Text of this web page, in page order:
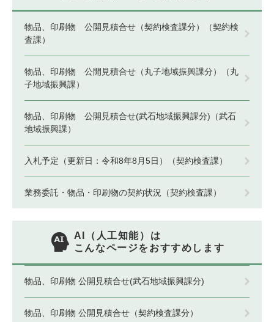
物品、印刷物 公開見積合せ（契約検査課分）（契約検
査課）
物品、印刷物 公開見積合せ（丸子地域振興課分）（丸
子地域振興課）
物品、印刷物 公開見積合せ(武石地域振興課分)（武石
地域振興課）
入札予定（更新日：令和8年8月5日）（契約検査課）
業務委託・物品・印刷物の契約状況（契約検査課）
AI（人工知能）は
こんなページをおすすめします
物品、印刷物 公開見積合せ(武石地域振興課分)
物品、印刷物 公開見積合せ（契約検査課分）